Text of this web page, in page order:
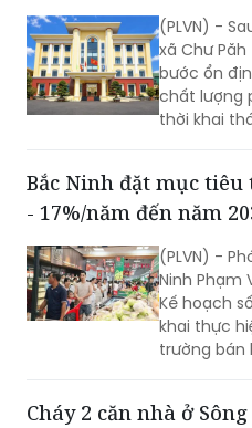
(PLVN) -
xã Chư
bước ổn
chất lượng
thời khai
phát triển.
Bắc Ninh đặt mục
- 17%/năm đến năm
(PLVN) -
Ninh Phạm
Kế hoạch
khai thực
trường bán
Cháy 2 căn nhà ở